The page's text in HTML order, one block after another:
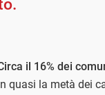
il 16% dei
quasi la metà dei